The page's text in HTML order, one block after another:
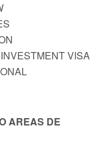
VISA
AREAS DE